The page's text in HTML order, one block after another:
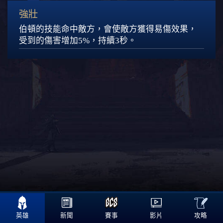
強壯
伯頓的技能命中敵方，會使敵方獲得易傷效果，
受到的傷害增加5%，持續3秒。
英雄 新聞 賽事 影片

攻略